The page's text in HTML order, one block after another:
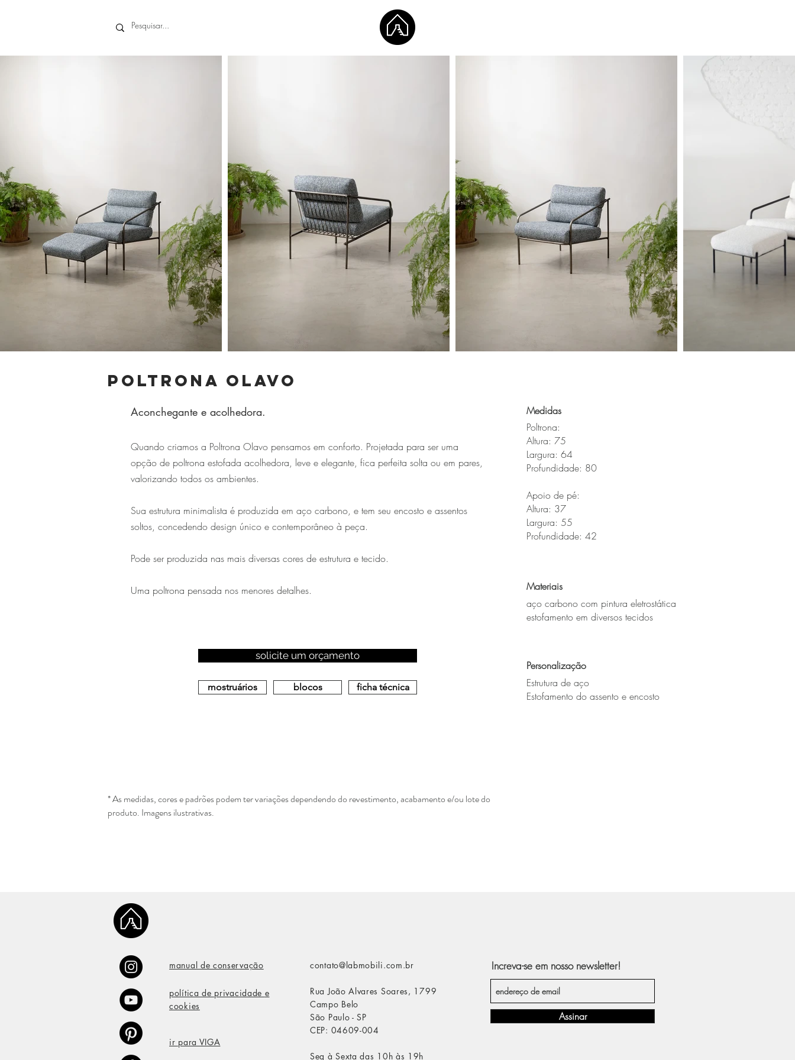
Poltrona Olavo
Aconchegante e acolhedora.
Quando criamos a Poltrona Olavo pensamos em conforto. Projetada para ser uma
opção de poltrona estofada acolhedora, leve e elegante, fica perfeita solta ou em pares,
valorizando todos os ambientes.
Sua estrutura minimalista é produzida em aço carbono, e tem seu encosto e assentos
soltos, concedendo design único e contemporâneo à peça.
Pode ser produzida nas mais diversas cores de estrutura e tecido.
Uma poltrona pensada nos menores detalhes.
solicite um orçamento
mostruários blocos ficha técnica
* As medidas, cores e padrões podem ter variações dependendo do revestimento, acabamento e/ou lote do
produto. Imagens ilustrativas.
Medidas
Poltrona:
Altura: 75
Largura: 64
Profundidade: 80
Apoio de pé:
Altura: 37
Largura: 55
Profundidade: 42
Materiais
aço carbono com pintura eletrostática
estofamento em diversos tecidos
Personalização
Estrutura de aço
Estofamento do assento e encosto
manual de conservação
política de privacidade e
cookies
ir para VIGA
contato@labmobili.com.br
Rua João Alvares Soares, 1799
Campo Belo
São Paulo - SP
CEP: 04609-004
Seg à Sexta das 10h às 19h
Increva-se em nosso newsletter!
Assinar